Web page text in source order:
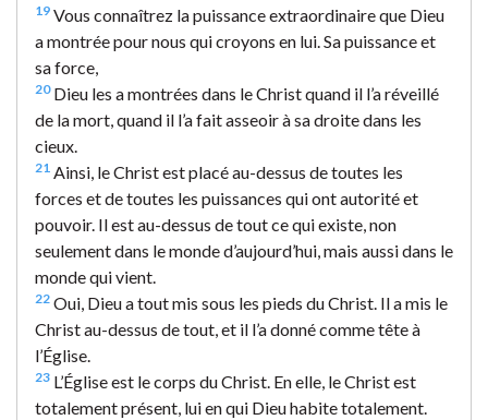
19 Vous connaîtrez la puissance extraordinaire que Dieu
a montrée pour nous qui croyons en lui. Sa puissance et
sa force,
20Dieu les a montrées dans le Christ quand il l’a réveillé
de la mort, quand il l’a fait asseoir à sa droite dans les
cieux.
21 Ainsi, le Christ est placé au-dessus de toutes les
forces et de toutes les puissances qui ont autorité et
pouvoir. Il est au-dessus de tout ce qui existe, non
seulement dans le monde d’aujourd’hui, mais aussi dans le
monde qui vient.
22 Oui, Dieu a tout mis sous les pieds du Christ. Il a mis le
Christ au-dessus de tout, et il l’a donné comme tête à
l’Église.
23 L’Église est le corps du Christ. En elle, le Christ est
totalement présent, lui en qui Dieu habite totalement.